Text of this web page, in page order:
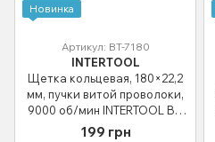
Новинка
Артикул: BT-7180
INTERTOOL
Щетка кольцевая, 180×22,2
мм, пучки витой проволоки,
9000 об/мин INTERTOOL BT-
7180
199 грн